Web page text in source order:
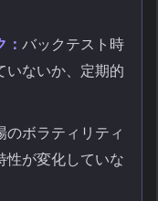
バックテスト時
いないか、定期的
のボラティリティ
性が変化していな